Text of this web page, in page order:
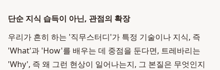
단순 지식 습득이 아닌, 관점의 확장
우리가 흔히 하는 '직무스터디'가 특정 기술이나 지식, 즉
'What'과 'How'를 배우는 데 중점을 둔다면, 트레바리는
'Why', 즉 왜 그런 현상이 일어나는지, 그 본질은 무엇인지